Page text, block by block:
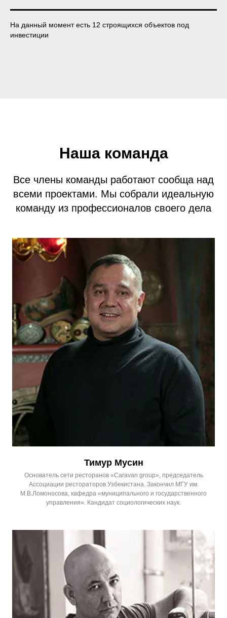
На данный момент есть 12 строящихся объектов под
инвестиции
Наша команда
Все члены команды работают сообща над
всеми проектами. Мы собрали идеальную
команду из профессионалов своего дела
Тимур Мусин
Основатель сети ресторанов «Caravan group», председатель
Ассоциации рестораторов Узбекистана. Закончил МГУ им.
М.В.Ломоносова, кафедра «муниципального и государственного
управления». Кандидат социологических наук.